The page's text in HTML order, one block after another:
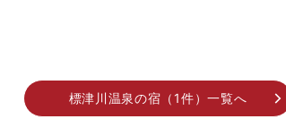
標津川温泉の宿（1件）一覧へ